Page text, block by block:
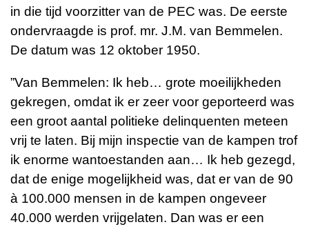
in die tijd voorzitter van de PEC was. De eerste
ondervraagde is prof. mr. J.M. van Bemmelen.
De datum was 12 oktober 1950.
”Van Bemmelen: Ik heb… grote moeilijkheden
gekregen, omdat ik er zeer voor geporteerd was
een groot aantal politieke delinquenten meteen
vrij te laten. Bij mijn inspectie van de kampen trof
ik enorme wantoestanden aan… Ik heb gezegd,
dat de enige mogelijkheid was, dat er van de 90
à 100.000 mensen in de kampen ongeveer
40.000 werden vrijgelaten. Dan was er een